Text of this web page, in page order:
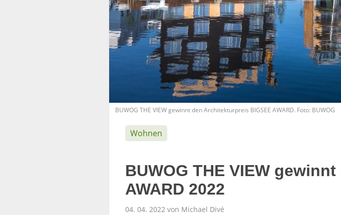
BUWOG THE VIEW gewinnt den Architekturpreis BIGSEE AWARD. Foto: BUWOG
Wohnen
BUWOG THE VIEW
AWARD 2022
04. 04. 2022 von Michael Divé